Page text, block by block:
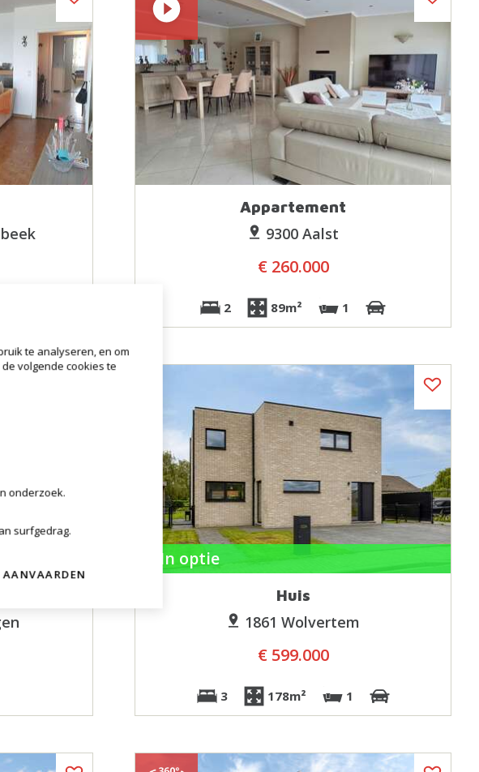
Appartement
9300 Aalst
€ 260.000
2 89m² 1
In optie
Huis
1861 Wolvertem
€ 599.000
3 178m² 1
te analyseren, en om
volgende cookies te
onderzoek.
surfgedrag.